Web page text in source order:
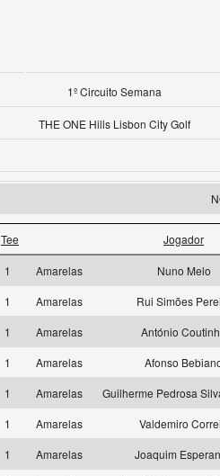
1º Circuito Semana
THE ONE Hills Lisbon City Golf
Tee Jogador
1 Amarelas
Nuno Melo
1 Amarelas
Rui Simões
1 Amarelas
António
1 Amarelas
Afonso
1 Amarelas
Guilherme Pedrosa
1 Amarelas
Valdemiro
1 Amarelas
Joaquim